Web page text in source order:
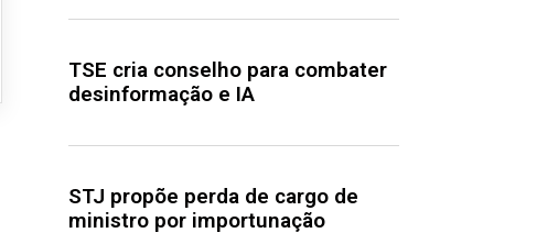
TSE cria conselho para combater
desinformação e IA
STJ propõe perda de cargo de
ministro por importunação